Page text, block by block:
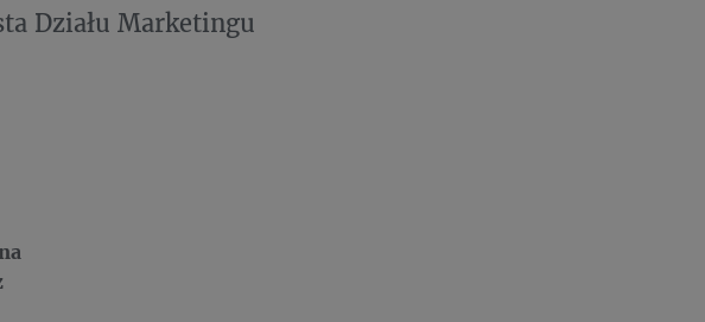
Działu Marketingu